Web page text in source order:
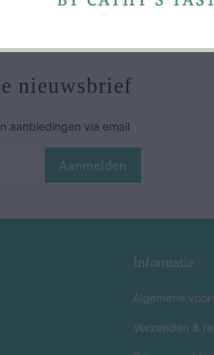
roestvrijstaal. Een knaller van een
nieuwsbrief
aanbiedingen via email
Informatie
Algemene
Verzenden &